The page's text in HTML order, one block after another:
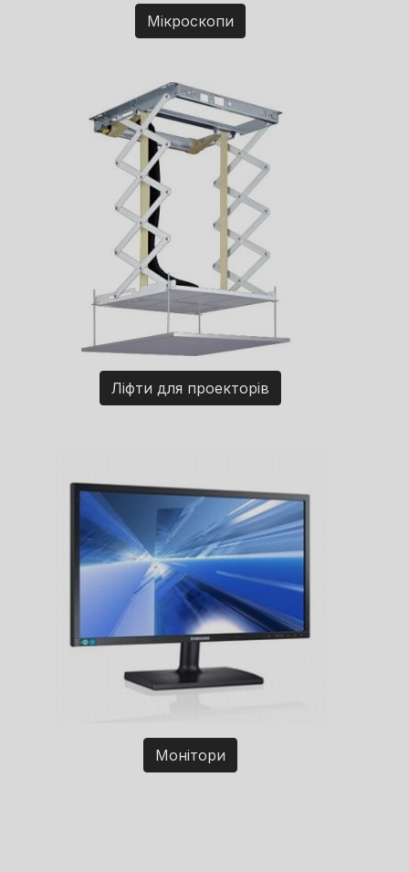
Мікроскопи
Ліфти для проекторів
Монітори